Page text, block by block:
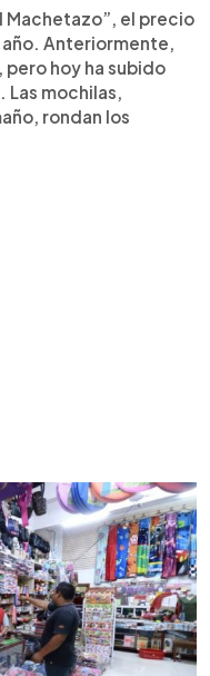
Machetazo”, el precio
Anteriormente,
pero hoy ha subido
mochilas,
rondan los